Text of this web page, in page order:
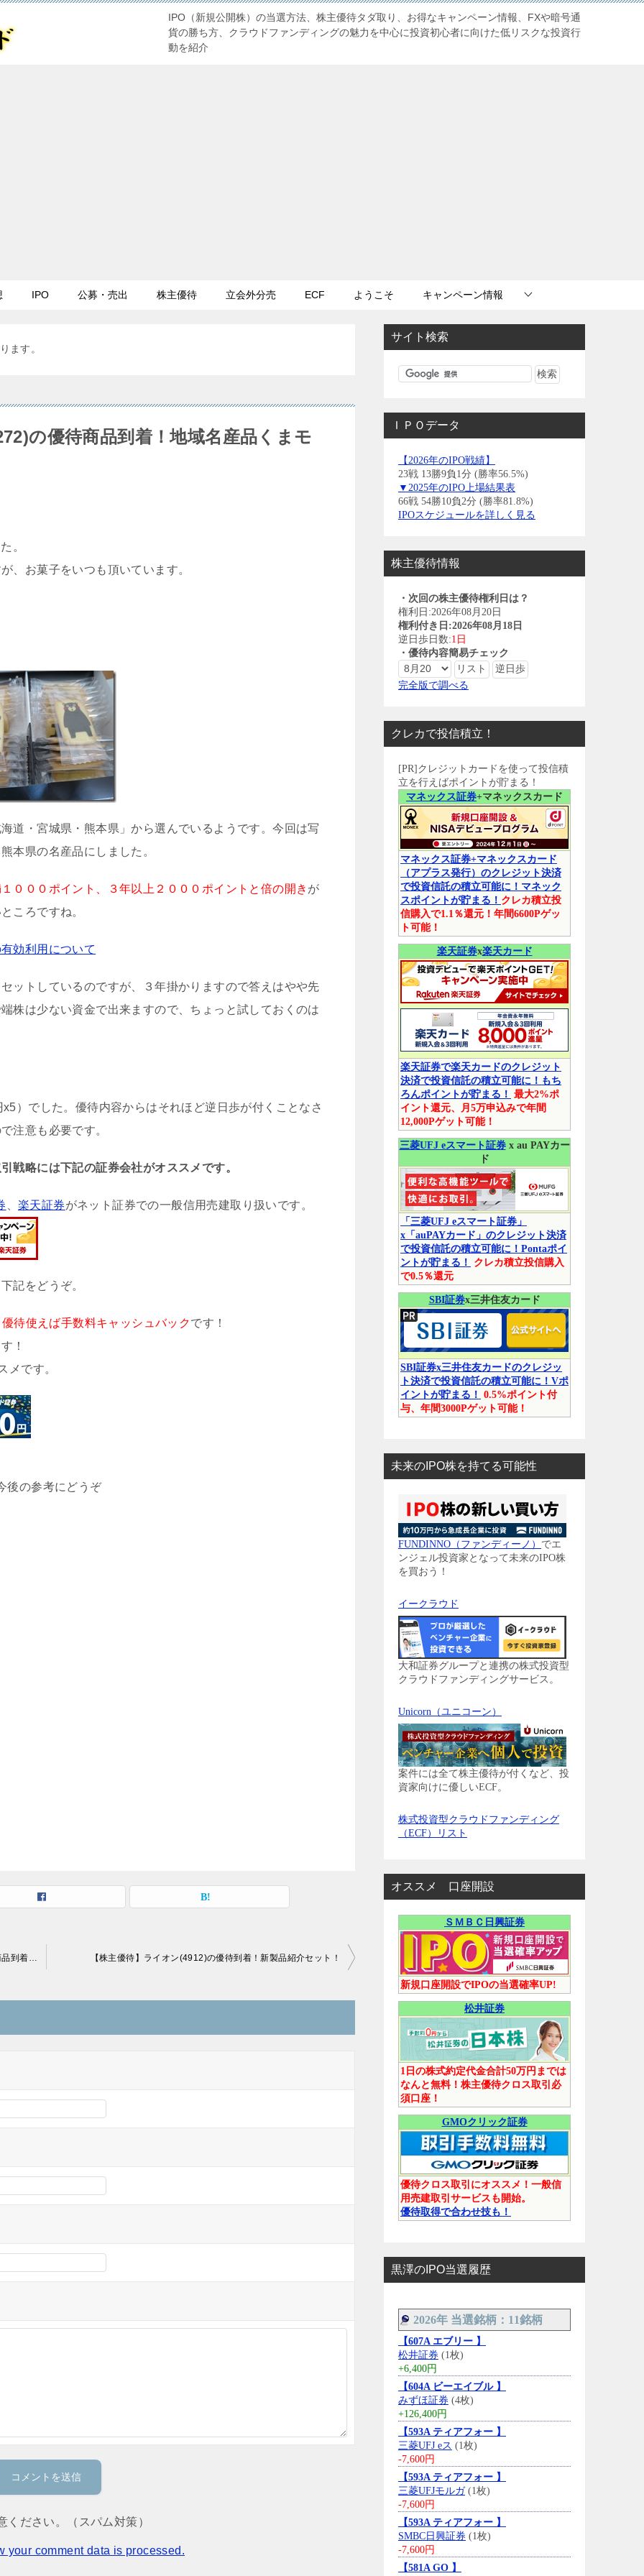
IPO（新規公開株）の当選方法、株主優待タダ取り、お得なキャンペーン情報、FXや暗号通
貨の勝ち方、クラウドファンディングの魅力を中心に投資初心者に向けた低リスクな投資行
動を紹介
IPO 公募・売出 株主優待 立会外分売 ECF ようこそ キャンペーン情報
ます。
の優待商品到着！地域名産品くまモ
。
、お菓子をいつも頂いています。
道・宮城県・熊本県」から選んでいるようです。今回は写
本県の名産品にしました。
０００ポイント、３年以上２０００ポイントと倍の開き が
ころですね。
効利用について
ットしているのですが、３年掛かりますので答えはやや先
株は少ない資金で出来ますので、ちょっと試しておくのは
）でした。優待内容からはそれほど逆日歩が付くことなさ
注意も必要です。
戦略には下記の証券会社がオススメです。
、楽天証券がネット証券での一般信用売建取り扱いです。
記をどうぞ。
優待使えば手数料キャッシュバックです！
！
メです。
後の参考にどうぞ
【株主優待】アサヒグループホールディングス(2502)の優待商品到着！限定ビール4本セット！ 【株主優待】ライオン(4912)の優待到着！新製品紹介セット！
ださい。（スパム対策）
your comment data is processed.
サイト検索
ＩＰＯデータ
【2026年のIPO戦績】
23戦 13勝9負1分 (勝率56.5%)
▼2025年のIPO上場結果表
66戦 54勝10負2分 (勝率81.8%)
IPOスケジュールを詳しく見る
株主優待情報
・次回の株主優待権利日は？
権利日:2026年08月20日
権利付き日:2026年08月18日
逆日歩日数:1日
・優待内容簡易チェック
完全版で調べる
クレカで投信積立！
[PR]クレジットカードを使って投信積
立を行えばポイントが貯まる！
マネックス証券+マネックスカード
マネックス証券+マネックスカード
（アプラス発行）のクレジット決済
で投資信託の積立可能に！マネック
スポイントが貯まる！ クレカ積立投
信購入で1.1％還元！年間6600Pゲッ
ト可能！
楽天証券x楽天カード
楽天証券で楽天カードのクレジット
決済で投資信託の積立可能に！もち
ろんポイントが貯まる！ 最大2%ポ
イント還元、月5万申込みで年間
12,000Pゲット可能！
三菱UFJ eスマート証券x au PAYカー
ド
「三菱UFJ eスマート証券」
x「auPAYカード」のクレジット決済
で投資信託の積立可能に！Pontaポイ
ントが貯まる！
クレカ積立投信購入
で0.5％還元
SBI証券x三井住友カード
SBI証券x三井住友カードのクレジッ
ト決済で投資信託の積立可能に！Vポ
イントが貯まる！ 0.5%ポイント付
与、年間3000Pゲット可能！
未来のIPO株を持てる可能性
FUNDINNO（ファンディーノ） でエ
ンジェル投資家となって未来のIPO株
を買おう！
イークラウド
大和証券グループと連携の株式投資型
クラウドファンディングサービス。
Unicorn（ユニコーン）
案件には全て株主優待が付くなど、投
資家向けに優しいECF。
株式投資型クラウドファンディング
（ECF）リスト
オススメ 口座開設
ＳＭＢＣ日興証券
新規口座開設でIPOの当選確率UP!
松井証券
1日の株式約定代金合計50万円までは
なんと無料！株主優待クロス取引必
須口座！
GMOクリック証券
優待クロス取引にオススメ！一般信
用売建取引サービスも開始。
優待取得で合わせ技も！
黒澤のIPO当選履歴
2026年 当選銘柄：11銘柄
【607A エブリー 】
松井証券 (1枚)
+6,400円
【604A ビーエイブル 】
みずほ証券 (4枚)
+126,400円
【593A ティアフォー 】
三菱UFJ eス (1枚)
-7,600円
【593A ティアフォー 】
三菱UFJモルガ(1枚)
-7,600円
【593A ティアフォー 】
SMBC日興証券 (1枚)
-7,600円
【581A GO 】